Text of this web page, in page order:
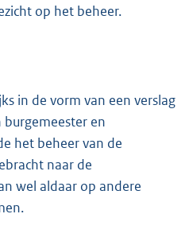
op het beheer.
in de vorm van een verslag
en
het beheer van de
naar de
wel aldaar op andere